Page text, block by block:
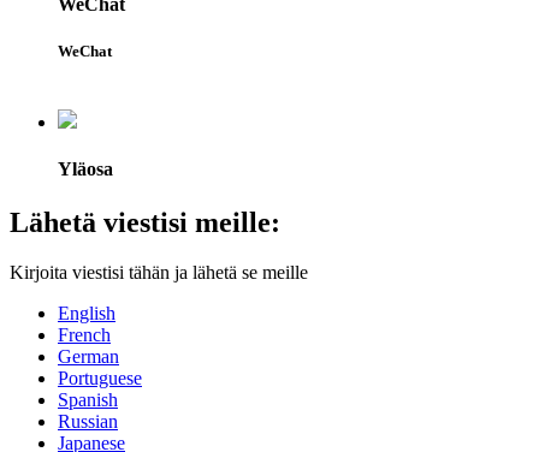
WeChat
Yläosa
Lähetä viestisi meille:
Kirjoita viestisi tähän ja lähetä se meille
English
French
German
Portuguese
Spanish
Russian
Japanese